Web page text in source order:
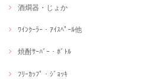
酒燗器・じょか
ﾜｲﾝｸｰﾗｰ・ｱｲｽﾍﾟｰﾙ他
焼酎ｻｰﾊﾞｰ・ﾎﾞﾄﾙ
ﾌﾘｰｶｯﾌﾟ・ｼﾞｮｯｷ